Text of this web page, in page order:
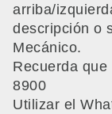
arriba/
descripción o
Mecánico.
Recuerda
8900
Utilizar el